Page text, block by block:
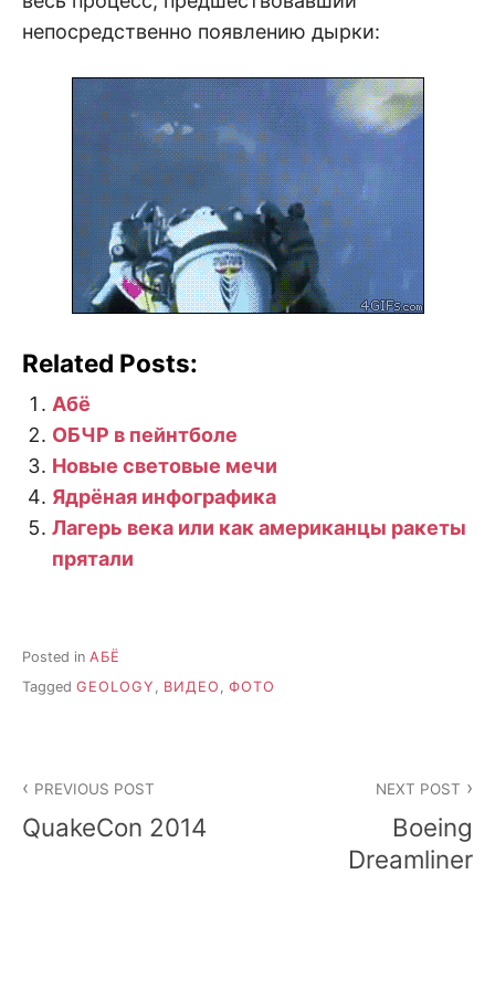
непосредственно появлению дырки:
Related Posts:
Абё
ОБЧР в пейнтболе
Новые световые мечи
Ядрёная инфографика
Лагерь века или как американцы ракеты
прятали
Posted in АБЁ
Tagged GEOLOGY ВИДЕО ФОТО
navigation
PREVIOUS POST
QuakeCon 2014
NEXT POST
Boeing
Dreamliner